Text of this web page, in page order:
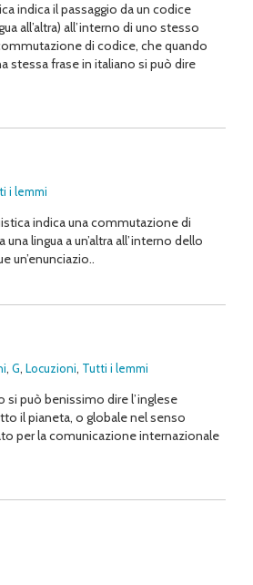
indica il passaggio da un codice
all’altra) all’interno di uno stesso
di codice, che quando
stessa frase in italiano si può dire
i lemmi
indica una commutazione di
lingua a un’altra all’interno dello
un’enunciazio..
, G, Locuzioni, Tutti i lemmi
si può benissimo dire l’inglese
il pianeta, o globale nel senso
per la comunicazione internazionale